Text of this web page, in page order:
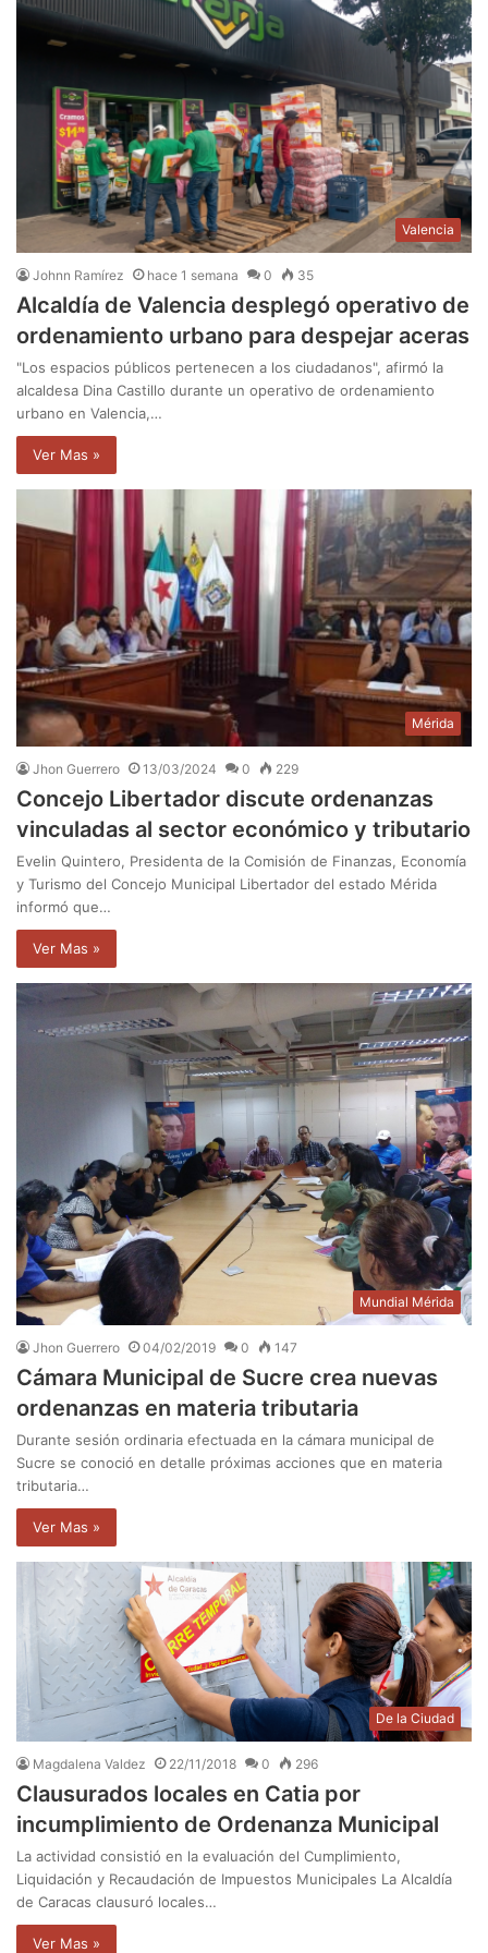
Valencia
Johnn Ramírez hace 1 semana 0 35
Alcaldía de Valencia desplegó operativo de
ordenamiento urbano para despejar aceras
"Los espacios públicos pertenecen a los ciudadanos", afirmó la
alcaldesa Dina Castillo durante un operativo de ordenamiento
urbano en Valencia,…
Ver Mas »
Mérida
Jhon Guerrero 13/03/2024 0 229
Concejo Libertador discute ordenanzas
vinculadas al sector económico y tributario
Evelin Quintero, Presidenta de la Comisión de Finanzas, Economía
y Turismo del Concejo Municipal Libertador del estado Mérida
informó que…
Ver Mas »
Mundial Mérida
Jhon Guerrero 04/02/2019 0 147
Cámara Municipal de Sucre crea nuevas
ordenanzas en materia tributaria
Durante sesión ordinaria efectuada en la cámara municipal de
Sucre se conoció en detalle próximas acciones que en materia
tributaria…
Ver Mas »
De la Ciudad
Magdalena Valdez 22/11/2018 0 296
Clausurados locales en Catia por
incumplimiento de Ordenanza Municipal
La actividad consistió en la evaluación del Cumplimiento,
Liquidación y Recaudación de Impuestos Municipales La Alcaldía
de Caracas clausuró locales…
Ver Mas »